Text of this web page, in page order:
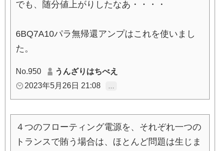
でも、随分値上がりしたなあ・・・・
6BQ7A10パラ無帰還アンプはこれを使いまし
た。
No.950
うんざりはちべえ
2023年5月26日 21:08
４つのフローティング電源を、それぞれ一つの
トランスで賄う場合は、ほとんど問題は生じま